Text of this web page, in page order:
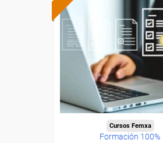
Formación 100%
Cursos Femxa